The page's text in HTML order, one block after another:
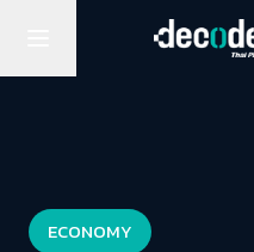
ECONOMY